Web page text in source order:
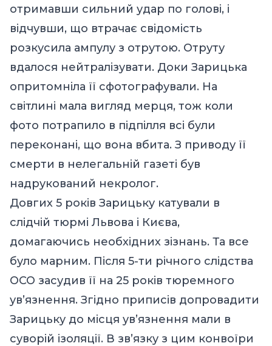
отримавши сильний удар по голові, і
відчувши, що втрачає свідомість
розкусила ампулу з отрутою. Отруту
вдалося нейтралізувати. Доки Зарицька
опритомніла її сфотографували. На
світлині мала вигляд мерця, тож коли
фото потрапило в підпілля всі були
переконані, що вона вбита. З приводу її
смерти в нелегальній газеті був
надрукований некролог.
Довгих 5 років Зарицьку катували в
слідчій тюрмі Львова і Києва,
домагаючись необхідних зізнань. Та все
було марним. Після 5-ти річного слідства
ОСО засудив її на 25 років тюремного
ув’язнення. Згідно приписів допровадити
Зарицьку до місця ув’язнення мали в
суворій ізоляції. В зв’язку з цим конвоїри